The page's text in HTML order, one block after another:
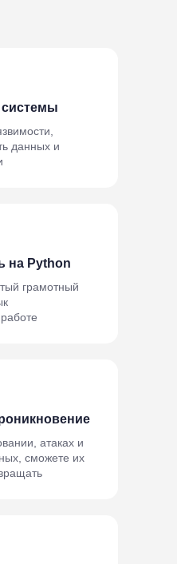
данных и
грамотный
атаках и
сможете их
системы
на Python